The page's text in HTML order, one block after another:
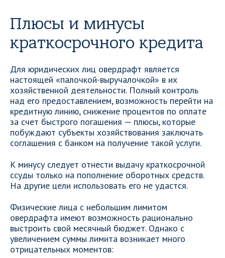
Плюсы и минусы
краткосрочного кредита
Для юридических лиц овердрафт является
настоящей «палочкой-выручалочкой» в их
хозяйственной деятельности. Полный контроль
над его предоставлением, возможность перейти на
кредитную линию, снижение процентов по оплате
за счет быстрого погашения — плюсы, которые
побуждают субъекты хозяйствования заключать
соглашения с банком на получение такой услуги.
К минусу следует отнести выдачу краткосрочной
ссуды только на пополнение оборотных средств.
На другие цели использовать его не удастся.
Физические лица с небольшим лимитом
овердрафта имеют возможность рационально
выстроить свой месячный бюджет. Однако с
увеличением суммы лимита возникает много
отрицательных моментов: